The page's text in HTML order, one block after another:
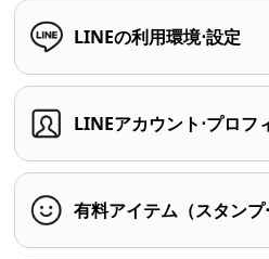
LINEの利用環境⋅設定
LINEアカウント⋅プロフ
有料アイテム（スタンプ